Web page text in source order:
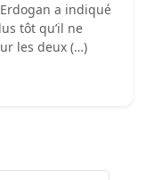
a indiqué
tôt qu’il ne
les deux (…)